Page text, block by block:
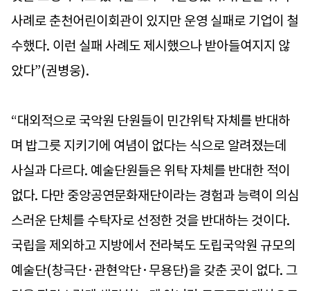
사례로 춘천어린이회관이 있지만 운영 실패로 기업이 철
수했다. 이런 실패 사례도 제시했으나 받아들여지지 않
았다”(권병웅).
“대외적으로 국악원 단원들이 민간위탁 자체를 반대하
며 밥그릇 지키기에 여념이 없다는 식으로 알려졌는데
사실과 다르다. 예술단원들은 위탁 자체를 반대한 적이
없다. 다만 중앙공연문화재단이라는 경험과 능력이 의심
스러운 단체를 수탁자로 선정한 것을 반대하는 것이다.
국립을 제외하고 지방에서 전라북도 도립국악원 규모의
예술단(창극단·관현악단·무용단)을 갖춘 곳이 없다. 그